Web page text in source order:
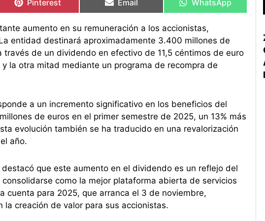
Pinterest Email WhatsApp
aumento en su remuneración a los accionistas,
entidad destinará aproximadamente 3.400 millones de
de un dividendo en efectivo de 11,5 céntimos de euro
la otra mitad mediante un programa de recompra de
a un incremento significativo en los beneficios del
de euros en el primer semestre de 2025, un 13% más
evolución también se ha traducido en una revalorización
año.
que este aumento en el dividendo es un reflejo del
como la mejor plataforma abierta de servicios
cuenta para 2025, que arranca el 3 de noviembre,
creación de valor para sus accionistas.